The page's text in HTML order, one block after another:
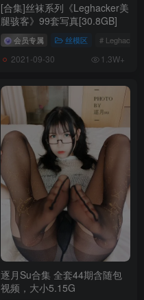
[合集]丝袜系列《Leghacker美
腿骇客》99套写真[30.8GB]
会员专属 丝模区 # Leghacker
2021-09-30 1.3W+
逐月Su合集 全套44期含随包
视频，大小5.15G